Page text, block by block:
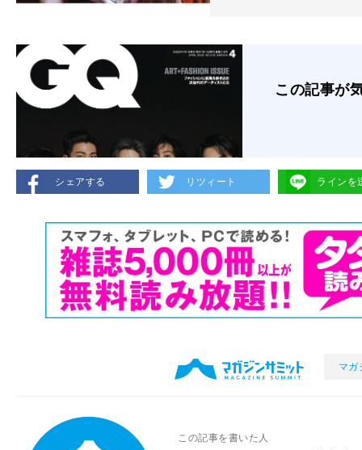
この記事が
シェアする リツィート ラインを
マガ
この記事を書いた人